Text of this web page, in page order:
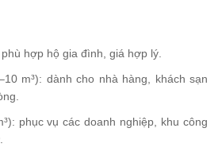
hợp hộ gia đình, giá hợp lý.
m³): dành cho nhà hàng, khách sạn
phục vụ các doanh nghiệp, khu công